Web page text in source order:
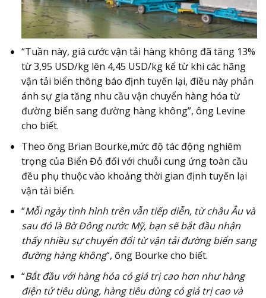
“Tuần này, giá cước vận tải hàng không đã tăng 13%
từ 3,95 USD/kg lên 4,45 USD/kg kể từ khi các hãng
vận tải biển thông báo định tuyến lại, điều này phản
ánh sự gia tăng nhu cầu vận chuyển hàng hóa từ
đường biển sang đường hàng không”, ông Levine
cho biết.
Theo ông Brian Bourke,mức độ tác động nghiêm
trọng của Biển Đỏ đối với chuỗi cung ứng toàn cầu
đều phụ thuộc vào khoảng thời gian định tuyến lại
vận tải biển.
“Mỗi ngày tình hình trên vẫn tiếp diễn, từ châu Âu và
sau đó là Bờ Đông nước Mỹ, bạn sẽ bắt đầu nhận
thấy nhiều sự chuyển đổi từ vận tải đường biển sang
đường hàng không“, ông Bourke cho biết.
“Bắt đầu với hàng hóa có giá trị cao hơn như hàng
điện tử tiêu dùng, hàng tiêu dùng có giá trị cao và